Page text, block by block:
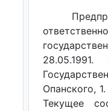
Опанского,
Текущее